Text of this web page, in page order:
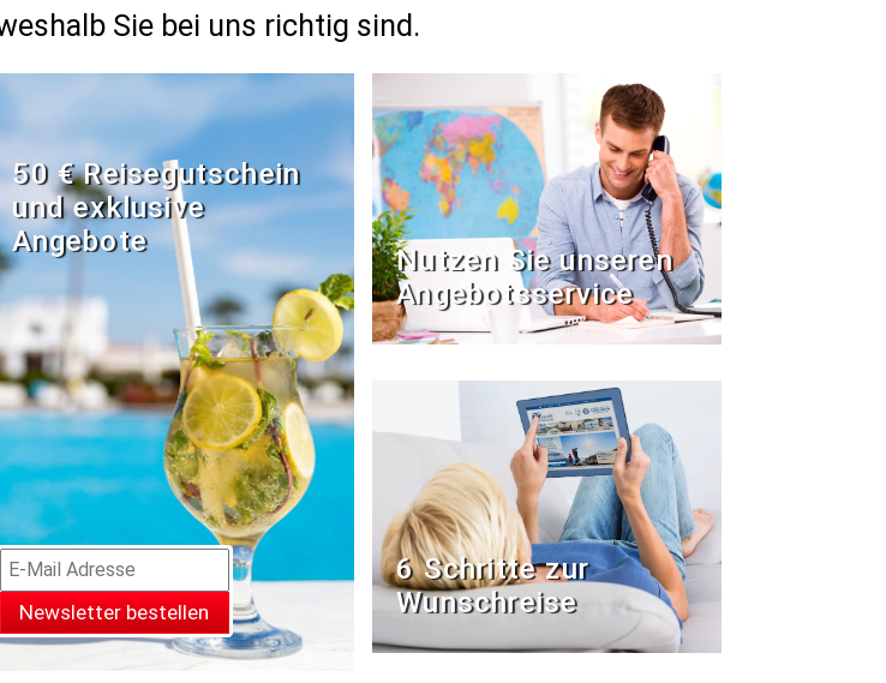
Sie bei uns richtig sind.
50 € Reisegutschein
und exklusive
Angebote
Newsletter bestellen
Nutzen Sie unseren
Angebotsservice
6 Schritte zur
Wunschreise